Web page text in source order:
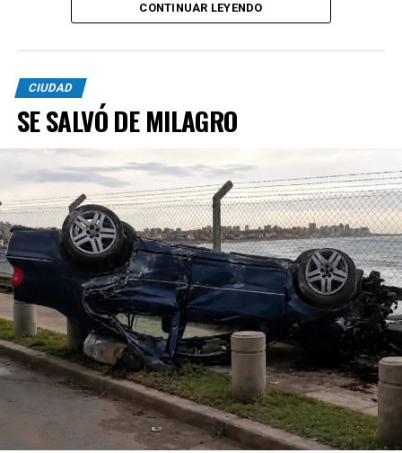
CONTINUAR LEYENDO
CIUDAD
SE SALVÓ DE MILAGRO